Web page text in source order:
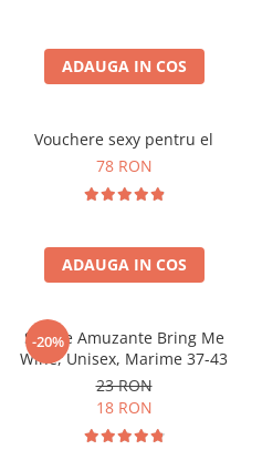
ADAUGA IN COS
Vouchere sexy pentru el
78 RON
ADAUGA IN COS
-20%
Sosete Amuzante Bring Me
Wine, Unisex, Marime 37-43
23 RON
18 RON